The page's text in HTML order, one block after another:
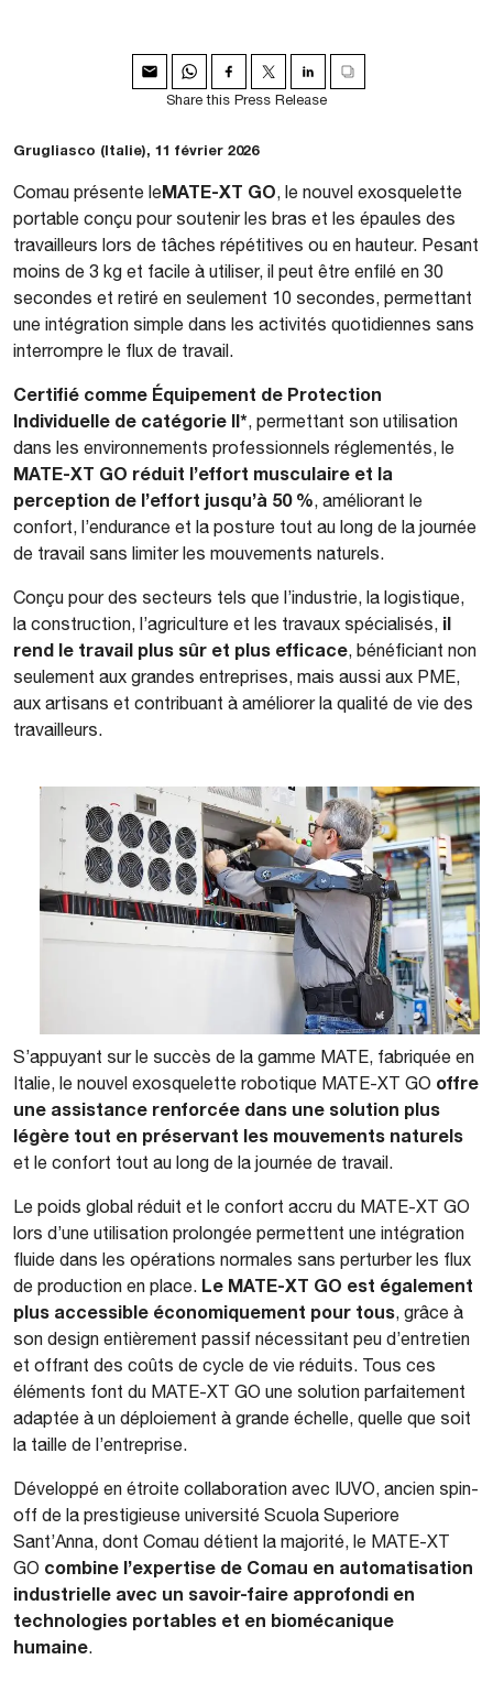
Share this Press Release
Grugliasco (Italie), 11 février 2026
Comau présente leMATE-XT GO, le nouvel exosquelette
portable conçu pour soutenir les bras et les épaules des
travailleurs lors de tâches répétitives ou en hauteur. Pesant
moins de 3 kg et facile à utiliser, il peut être enfilé en 30
secondes et retiré en seulement 10 secondes, permettant
une intégration simple dans les activités quotidiennes sans
interrompre le flux de travail.
Certifié comme Équipement de Protection
Individuelle de catégorie II*, permettant son utilisation
dans les environnements professionnels réglementés, le
MATE-XT GO réduit l’effort musculaire et la
perception de l’effort jusqu’à 50 %, améliorant le
confort, l’endurance et la posture tout au long de la journée
de travail sans limiter les mouvements naturels.
Conçu pour des secteurs tels que l’industrie, la logistique,
la construction, l’agriculture et les travaux spécialisés, il
rend le travail plus sûr et plus efficace, bénéficiant non
seulement aux grandes entreprises, mais aussi aux PME,
aux artisans et contribuant à améliorer la qualité de vie des
travailleurs.
S’appuyant sur le succès de la gamme MATE, fabriquée en
Italie, le nouvel exosquelette robotique MATE-XT GO offre
une assistance renforcée dans une solution plus
légère tout en préservant les mouvements naturels
et le confort tout au long de la journée de travail.
Le poids global réduit et le confort accru du MATE-XT GO
lors d’une utilisation prolongée permettent une intégration
fluide dans les opérations normales sans perturber les flux
de production en place. Le MATE-XT GO est également
plus accessible économiquement pour tous, grâce à
son design entièrement passif nécessitant peu d’entretien
et offrant des coûts de cycle de vie réduits. Tous ces
éléments font du MATE-XT GO une solution parfaitement
adaptée à un déploiement à grande échelle, quelle que soit
la taille de l’entreprise.
Développé en étroite collaboration avec IUVO, ancien spin-
off de la prestigieuse université Scuola Superiore
Sant’Anna, dont Comau détient la majorité, le MATE-XT
GO combine l’expertise de Comau en automatisation
industrielle avec un savoir-faire approfondi en
technologies portables et en biomécanique
humaine.